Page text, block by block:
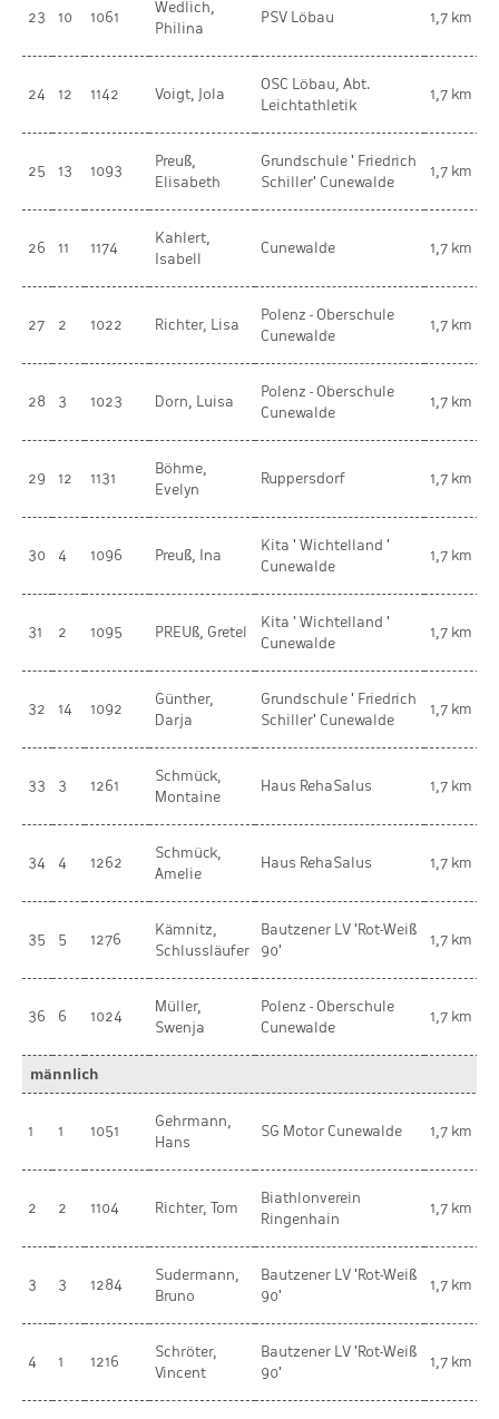
23 10 1061
Wedlich,
Philina
PSV Löbau 1,7 km
24 12 1142 Voigt, Jola
OSC Löbau, Abt.
Leichtathletik
1,7 km
25 13 1093
Preuß,
Elisabeth
Grundschule ' Friedrich
Schiller' Cunewalde
1,7 km
26 11 1174
Kahlert,
Isabell
Cunewalde 1,7 km
27 2 1022 Richter, Lisa
Polenz - Oberschule
Cunewalde
1,7 km
28 3 1023 Dorn, Luisa
Polenz - Oberschule
Cunewalde
1,7 km
29 12 1131
Böhme,
Evelyn
Ruppersdorf 1,7 km
30 4 1096 Preuß, Ina
Kita ' Wichtelland '
Cunewalde
1,7 km
31 2 1095 PREUß, Gretel
Kita ' Wichtelland '
Cunewalde
1,7 km
32 14 1092
Günther,
Darja
Grundschule ' Friedrich
Schiller' Cunewalde
1,7 km
33 3 1261
Schmück,
Montaine
Haus RehaSalus 1,7 km
34 4 1262
Schmück,
Amelie
Haus RehaSalus 1,7 km
35 5 1276
Kämnitz,
Schlussläufer
Bautzener LV 'Rot-Weiß
90'
1,7 km
36 6 1024
Müller,
Swenja
Polenz - Oberschule
Cunewalde
1,7 km
männlich
1 1 1051
Gehrmann,
Hans
SG Motor Cunewalde 1,7 km
2 2 1104 Richter, Tom
Biathlonverein
Ringenhain
1,7 km
3 3 1284
Sudermann,
Bruno
Bautzener LV 'Rot-Weiß
90'
1,7 km
4 1 1216
Schröter,
Vincent
Bautzener LV 'Rot-Weiß
90'
1,7 km